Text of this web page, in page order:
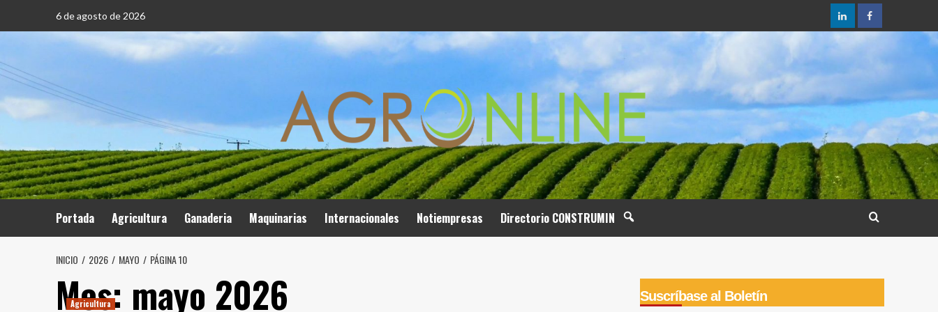
6 de agosto de 2026
LinkedInFacebook
Portada Agricultura Ganaderia Maquinarias Internacionales Notiempresas Directorio CONSTRUMIN
INICIO 2026 MAYO PÁGINA 10
Mes: mayo 2026
Agricultura Suscríbase al Boletín